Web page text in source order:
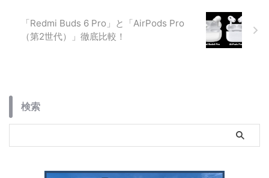
「Redmi Buds 6 Pro」と「AirPods Pro
（第2世代）」徹底比較！
検索